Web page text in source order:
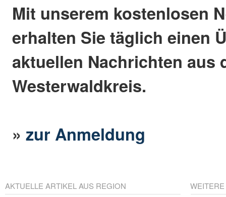
Mit unserem kostenlosen
erhalten Sie täglich einen
aktuellen Nachrichten aus
Westerwaldkreis.
»zur Anmeldung
AKTUELLE ARTIKEL AUS REGION